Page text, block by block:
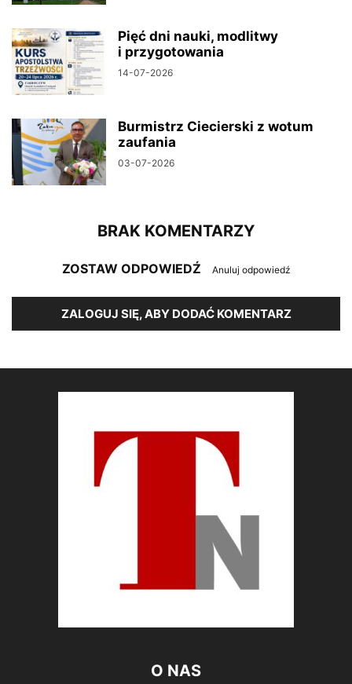
Pięć dni nauki, modlitwy
i przygotowania
14-07-2026
Burmistrz Ciecierski z wotum
zaufania
03-07-2026
BRAK KOMENTARZY
ZOSTAW ODPOWIEDŹ Anuluj odpowiedź
ZALOGUJ SIĘ, ABY DODAĆ KOMENTARZ
O NAS